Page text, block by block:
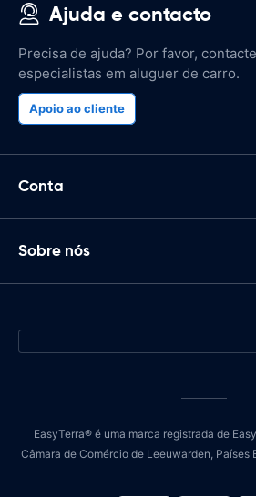
Ajuda e contacto
Precisa de ajuda? Por favor,
especialistas em aluguer de carro.
Apoio ao cliente
Conta
Sobre nós
EasyTerra® é uma marca registrada de
Câmara de Comércio de Leeuwarden, Países